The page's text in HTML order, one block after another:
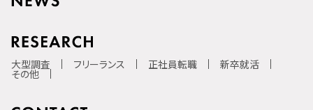
大型調査 フリーランス 正社員転職 新卒就活
その他